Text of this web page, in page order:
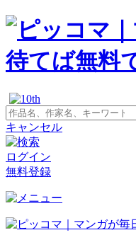
キャンセル
ログイン
無料登録